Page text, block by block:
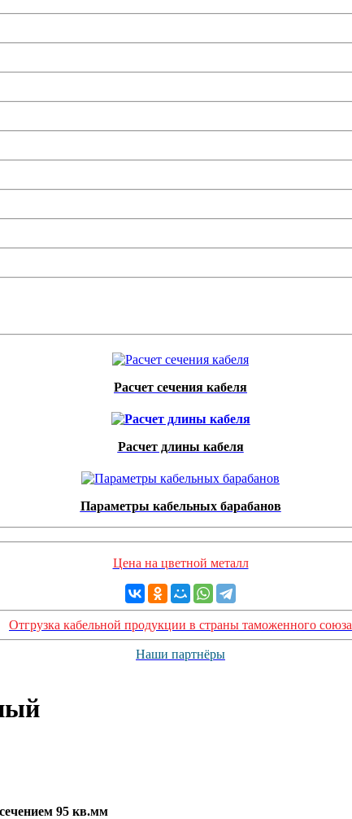
Расчет сечения кабеля
Расчет длины кабеля
Параметры кабельных барабанов
Цена на цветной металл
Отгрузка кабельной продукции в страны таможенного союза
Наши партнёры
95 кв.мм